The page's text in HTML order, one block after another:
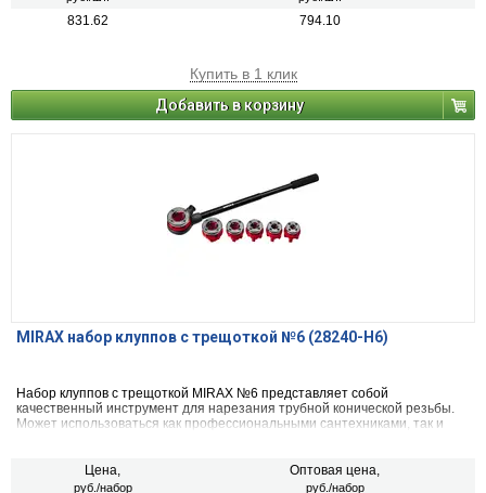
831.62 794.10
Купить в 1 клик
Добавить в корзину
MIRAX набор клуппов с трещоткой №6 (28240-H6)
Набор клуппов с трещоткой MIRAX №6 представляет собой
качественный инструмент для нарезания трубной конической резьбы.
Может использоваться как профессиональными сантехниками, так и
Цена,
руб./набор
Оптовая цена,
руб./набор